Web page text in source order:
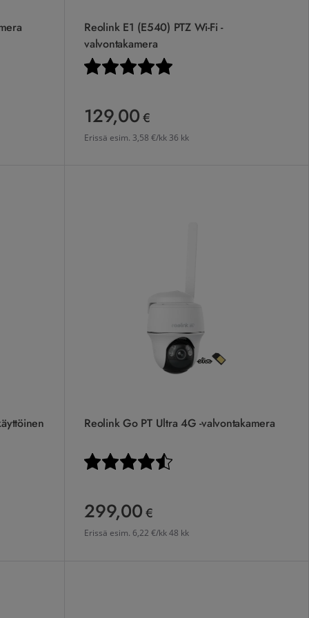
Reolink E1 (E540) PTZ Wi-Fi -
valvontakamera
Arvio:
129,00 €
129,00€
Erissä esim. 3,58 €/kk 36 kk
Reolink Go PT Ultra 4G -valvontakamera
Arvio:
299,00 €
299,00€
Erissä esim. 6,22 €/kk 48 kk